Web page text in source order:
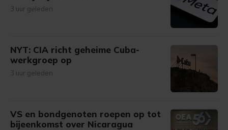
3 uur geleden
NYT: CIA richt geheime Cuba-
werkgroep op
3 uur geleden
VS en bondgenoten roepen op tot
bijeenkomst over Nicaragua